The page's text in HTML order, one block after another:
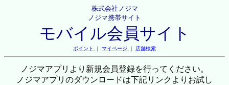
株式会社ノジマ
ノジマ携帯サイト
モバイル会員サイト
ポイント ｜ マイページ ｜ 店舗検索
ノジマアプリより新規会員登録を行ってください。
ノジマアプリのダウンロードは下記リンクよりお試し